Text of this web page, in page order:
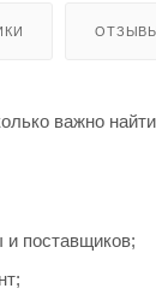
ОТЗЫВЫ
важно
поставщиков;